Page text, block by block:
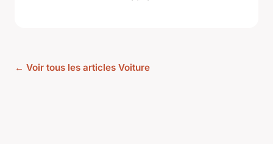
← Voir tous les articles Voiture